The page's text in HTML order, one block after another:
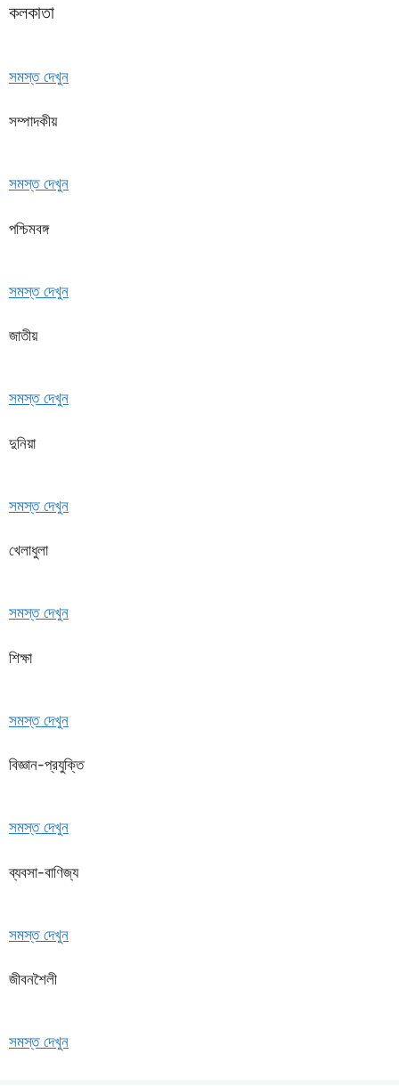
কলকাতা
সমস্ত দেখুন
সম্পাদকীয়
সমস্ত দেখুন
পশ্চিমবঙ্গ
সমস্ত দেখুন
জাতীয়
সমস্ত দেখুন
দুনিয়া
সমস্ত দেখুন
খেলাধুলা
সমস্ত দেখুন
শিক্ষা
সমস্ত দেখুন
বিজ্ঞান-প্রযুক্তি
সমস্ত দেখুন
ব্যবসা-বাণিজ্য
সমস্ত দেখুন
জীবনশৈলী
সমস্ত দেখুন